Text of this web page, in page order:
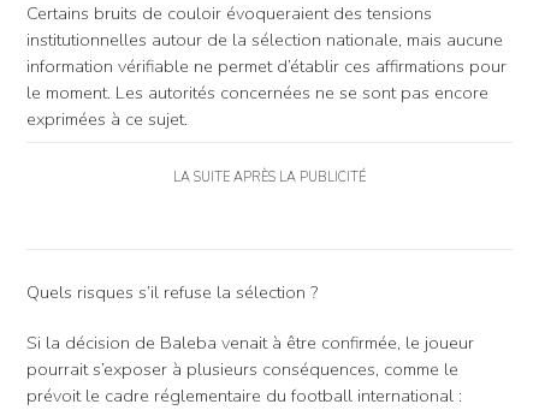
Certains bruits de couloir évoqueraient des tensions
institutionnelles autour de la sélection nationale, mais aucune
information vérifiable ne permet d’établir ces affirmations pour
le moment. Les autorités concernées ne se sont pas encore
exprimées à ce sujet.
LA SUITE APRÈS LA PUBLICITÉ
Quels risques s’il refuse la sélection ?
Si la décision de Baleba venait à être confirmée, le joueur
pourrait s’exposer à plusieurs conséquences, comme le
prévoit le cadre réglementaire du football international :